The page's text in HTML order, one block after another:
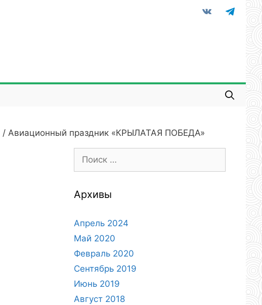
vkontaktetelegram
/ Авиационный праздник «КРЫЛАТАЯ ПОБЕДА»
Поиск:
Архивы
Апрель 2024
Май 2020
Февраль 2020
Сентябрь 2019
Июнь 2019
Август 2018